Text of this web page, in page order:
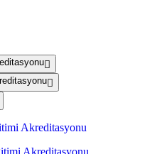
Akreditasyonu